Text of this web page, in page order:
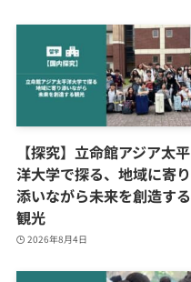
【探究】立命館アジア太平
洋大学で探る、地域に寄り
添いながら未来を創造する
観光
2026年8月4日